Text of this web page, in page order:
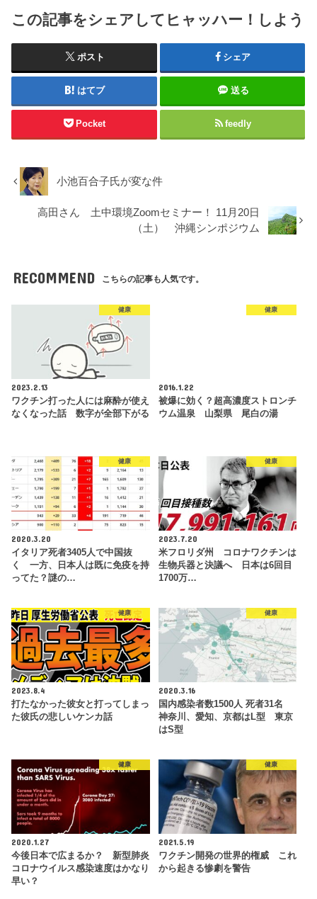
この記事をシェアしてヒャッハー！しよう
ポスト シェア
はてブ 送る
Pocket feedly
小池百合子氏が変な件
高田さん 土中環境Zoomセミナー！ 11月20日
（土） 沖縄シンポジウム
RECOMMEND こちらの記事も人気です。
健康
2023.2.13
ワクチン打った人には麻酔が使え
なくなった話 数字が全部下がる
健康
2016.1.22
被爆に効く？超高濃度ストロンチ
ウム温泉 山梨県 尾白の湯
健康
2020.3.20
イタリア死者3405人で中国抜
く 一方、日本人は既に免疫を持
ってた？謎の…
健康
2023.7.20
米フロリダ州 コロナワクチンは
生物兵器と決議へ 日本は6回目
1700万…
健康
2023.8.4
打たなかった彼女と打ってしまっ
た彼氏の悲しいケンカ話
健康
2020.3.16
国内感染者数1500人 死者31名
神奈川、愛知、京都はL型 東京
はS型
健康
2020.1.27
今後日本で広まるか？ 新型肺炎
コロナウイルス感染速度はかなり
早い？
健康
2021.5.19
ワクチン開発の世界的権威 これ
から起きる惨劇を警告